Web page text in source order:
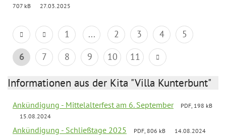
707 kB
27.03.2025
1 ... 2 3 4
5
6
7 8 9 10 11
Informationen aus der Kita "Villa Kunterbunt"
Ankündigung - Mittelalterfest am 6. September
PDF, 198 kB
15.08.2024
Ankündigung - Schließtage 2025 PDF, 806 kB 14.08.2024